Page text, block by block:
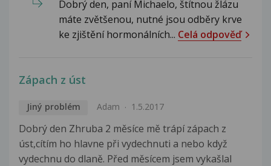
Dobrý den, paní Michaelo, štítnou žlázu
máte zvětšenou, nutné jsou odběry krve
ke zjištění hormonálních... Celá odpověď
Zápach z úst
Jiný problém Adam 1.5.2017
Dobrý den Zhruba 2 měsíce mě trápí zápach z
úst,cítím ho hlavne při vydechnuti a nebo když
vydechnu do dlaně. Před měsícem jsem vykašlal